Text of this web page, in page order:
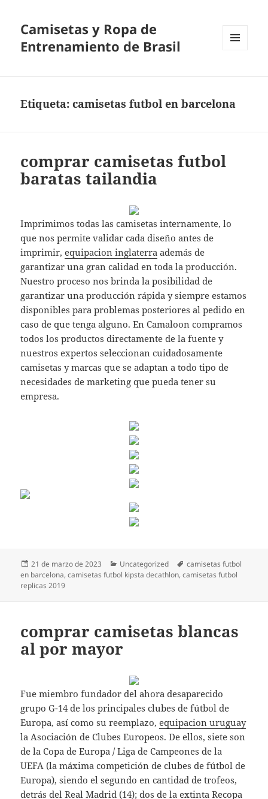
Camisetas y Ropa de
Entrenamiento de Brasil
Etiqueta:camisetas futbol en barcelona
comprar camisetas futbol
baratas tailandia
Imprimimos todas las camisetas internamente, lo
que nos permite validar cada diseño antes de
imprimir,equipacion inglaterra además de
garantizar una gran calidad en toda la producción.
Nuestro proceso nos brinda la posibilidad de
garantizar una producción rápida y siempre estamos
disponibles para problemas posteriores al pedido en
caso de que tenga alguno. En Camaloon compramos
todos los productos directamente de la fuente y
nuestros expertos seleccionan cuidadosamente
camisetas y marcas que se adaptan a todo tipo de
necesidades de marketing que pueda tener su
empresa.
Publicado
el
21 de marzo de 2023 Categorías
Uncategorized Etiquetas
camisetas futbol
en barcelona,camisetas futbol kipsta decathlon,camisetas futbol
replicas 2019
comprar camisetas blancas
al por mayor
Fue miembro fundador del ahora desaparecido
grupo G-14 de los principales clubes de fútbol de
Europa, así como su reemplazo,equipacion uruguay
la Asociación de Clubes Europeos. De ellos, siete son
de la Copa de Europa / Liga de Campeones de la
UEFA (la máxima competición de clubes de fútbol de
Europa), siendo el segundo en cantidad de trofeos,
detrás del Real Madrid (14); dos de la extinta Recopa